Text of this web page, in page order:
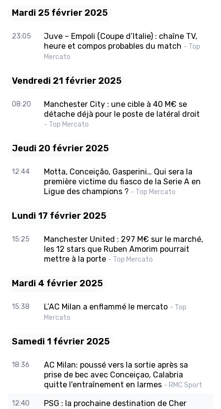
Mardi 25 février 2025
23:05
Juve – Empoli (Coupe d’Italie) : chaîne TV,
heure et compos probables du match - Top
Mercato
Vendredi 21 février 2025
08:20
Manchester City : une cible à 40 M€ se
détache déjà pour le poste de latéral droit
- Top Mercato
Jeudi 20 février 2025
12:44
Motta, Conceição, Gasperini… Qui sera la
première victime du fiasco de la Serie A en
Ligue des champions ? - Top Mercato
Lundi 17 février 2025
15:25
Manchester United : 297 M€ sur le marché,
les 12 stars que Ruben Amorim pourrait
mettre à la porte - Top Mercato
Mardi 4 février 2025
15:38 L’AC Milan a enflammé le mercato - Top
Mercato
Samedi 1 février 2025
18:36
AC Milan: poussé vers la sortie après sa
prise de bec avec Conceiçao, Calabria
quitte l'entraînement en larmes - RMC Sport
12:40
PSG : la prochaine destination de Cher